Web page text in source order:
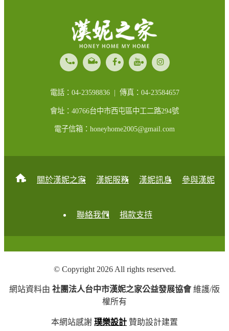
call drafts
電話：04-23598836 | 傳真：04-23584657
會址：40766台中市西屯區中工二路294號
電子信箱：honeyhome2005@gmail.com
home 關於漢妮之家 漢妮服務 漢妮訊息 參與漢妮
聯絡我們 捐款支持
© Copyright 2026 All rights reserved.
網站資料由 社團法人台中市漢妮之家公益發展協會維護/版
權所有
本網站感謝 璞樂設計 贊助設計建置